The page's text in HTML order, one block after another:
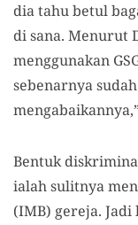
dia tahu betul
di sana. Menurut
menggunakan
sebenarnya
Bentuk
ialah sulitnya
(IMB) gereja.